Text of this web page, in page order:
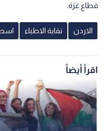
قطاع غزة.
الاردن نقابة الاطباء
اقرأ أيضاً